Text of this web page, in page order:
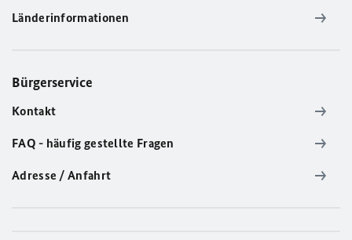
Länderinformationen
Bürgerservice
Kontakt
FAQ - häufig gestellte Fragen
Adresse / Anfahrt